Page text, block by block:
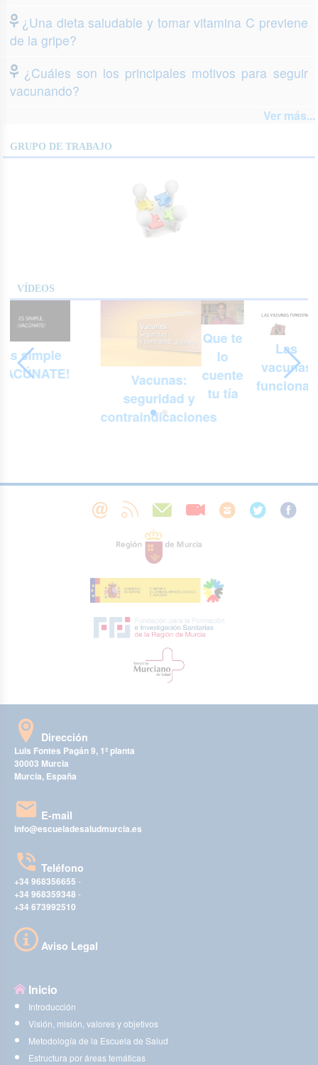
¿Una dieta saludable y tomar vitamina C previene
de la gripe?
¿Cuáles son los principales motivos para seguir
vacunando?
Ver más...
GRUPO DE TRABAJO
VÍDEOS
Es simple
Vacunas:
seguridad y
contraindicaciones
Que te
lo
cuente
tu tía
Las
vacunas
funcionan
Dirección
Luis Fontes Pagán 9, 1ª planta
30003 Murcia
Murcia, España
E-mail
info@escueladesaludmurcia.es
Teléfono
+34 968356655 -
+34 968359348 -
+34 673992510
Aviso Legal
Inicio
Introducción
Visión, misión, valores y objetivos
Metodología de la Escuela de Salud
Estructura por áreas temáticas